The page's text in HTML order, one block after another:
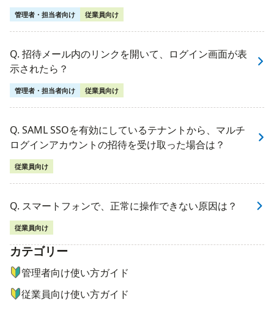
管理者・担当者向け 従業員向け
Q. 招待メール内のリンクを開いて、ログイン画面が表
示されたら？
管理者・担当者向け 従業員向け
Q. SAML SSOを有効にしているテナントから、マルチ
ログインアカウントの招待を受け取った場合は？
従業員向け
Q. スマートフォンで、正常に操作できない原因は？
従業員向け
ナビゲーションメニュー
カテゴリー
管理者向け使い方ガイド
従業員向け使い方ガイド